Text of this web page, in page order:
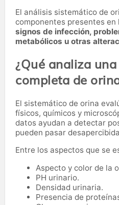
El análisis sistemático de
componentes presentes en
signos de infección,
metabólicos u otras
¿Qué analiza
completa de
El sistemático de orina
físicos, químicos y
datos ayudan a detectar
pueden pasar
Entre los aspectos que se
Aspecto y color de la
PH urinario.
Densidad urinaria.
Presencia de